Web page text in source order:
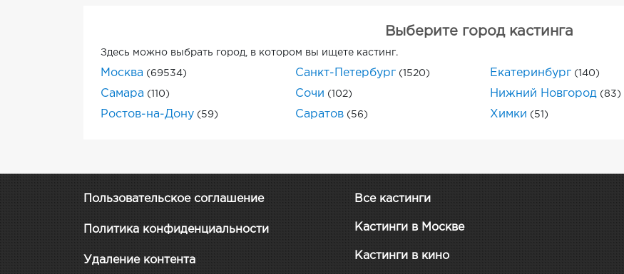
Выберите город кастинга
Здесь можно выбрать город, в котором вы ищете кастинг.
Москва (69534) Санкт-Петербург (1520) Екатеринбург (140)
Самара (110) Сочи (102) Нижний Новгород (83)
Ростов-на-Дону (59) Саратов (56) Химки (51)
Пользовательское соглашение
Политика конфиденциальности
Удаление контента
Все кастинги
Кастинги в Москве
Кастинги в кино